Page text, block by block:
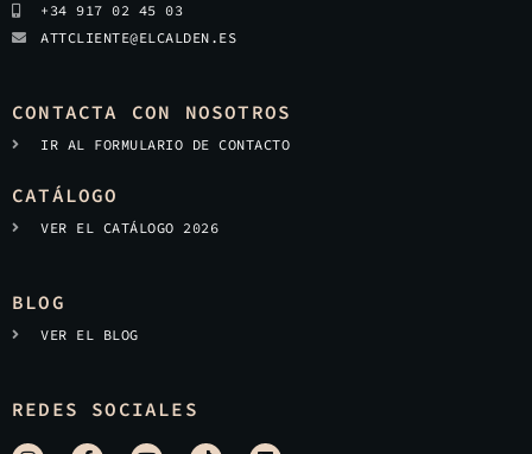
+34 917 02 45 03
ATTCLIENTE@ELCALDEN.ES
CONTACTA CON NOSOTROS
IR AL FORMULARIO DE CONTACTO
CATÁLOGO
VER EL CATÁLOGO 2026
BLOG
VER EL BLOG
REDES SOCIALES